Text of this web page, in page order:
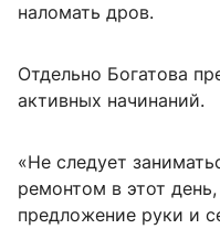
наломать дров.
Отдельно Богатова
активных начинаний.
«Не следует
ремонтом в этот
предложение руки и